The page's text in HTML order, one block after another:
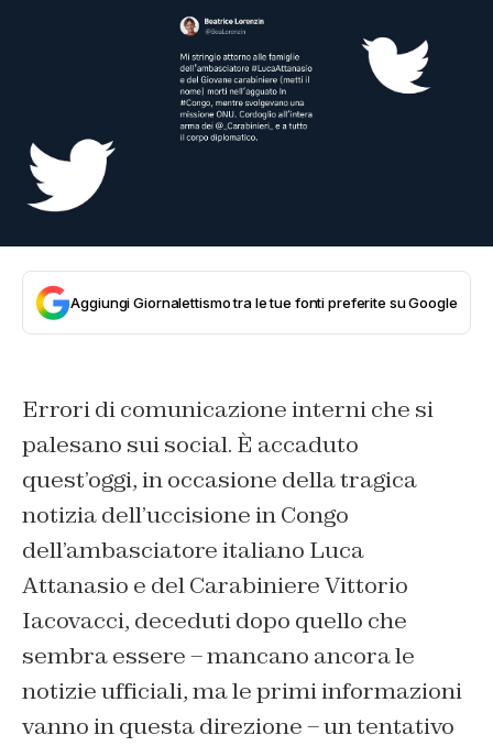
Aggiungi Giornalettismo tra le tue fonti preferite su Google
Errori di comunicazione interni che si
palesano sui social. È accaduto
quest’oggi, in occasione della tragica
notizia dell’uccisione in Congo
dell’ambasciatore italiano Luca
Attanasio e del Carabiniere Vittorio
Iacovacci, deceduti dopo quello che
sembra essere – mancano ancora le
notizie ufficiali, ma le primi informazioni
vanno in questa direzione – un tentativo